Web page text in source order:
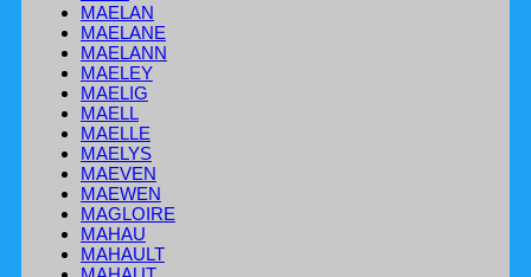
MAELAN
MAELANE
MAELANN
MAELEY
MAELIG
MAELL
MAELLE
MAELYS
MAEVEN
MAEWEN
MAGLOIRE
MAHAU
MAHAULT